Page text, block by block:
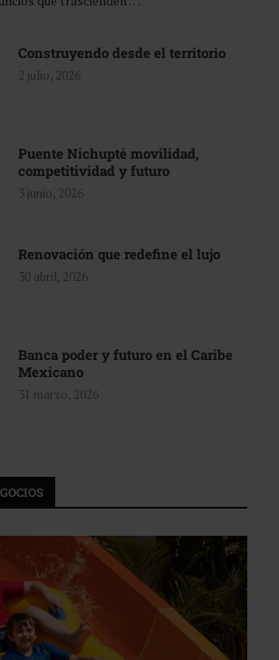
Construyendo desde el territorio
2 julio, 2026
Puente Nichupté movilidad,
competitividad y futuro
3 junio, 2026
Renovación que redefine el lujo
30 abril, 2026
Banca poder y futuro en el Caribe
Mexicano
31 marzo, 2026